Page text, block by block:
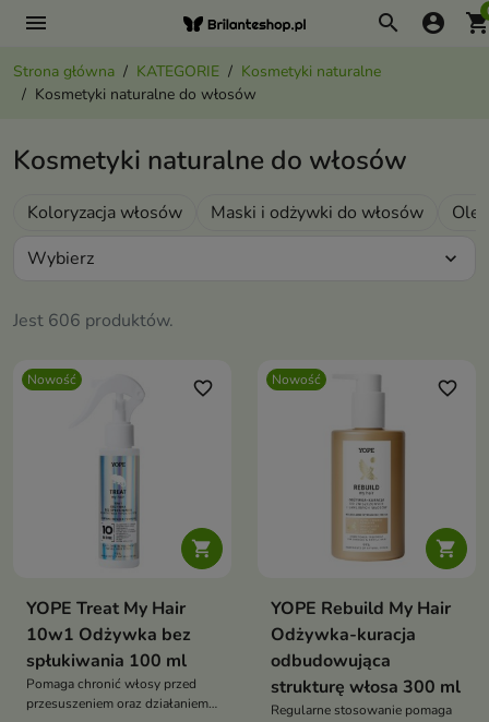
menu search account_circle
Strona główna KATEGORIE
Kosmetyki naturalne
Kosmetyki naturalne do włosów
Kosmetyki naturalne do włosów
Koloryzacja włosów Maski i odżywki do włosów
Jest 606 produktów.
Wybierz expand_more
Nowość

favorite_border
YOPE Treat My Hair
10w1 Odżywka bez
spłukiwania 100 ml
Pomaga chronić włosy przed
przesuszeniem oraz działaniem
Nowość

favorite_border
YOPE Rebuild My Hair
Odżywka-kuracja
odbudowująca
strukturę włosa 300 ml
Regularne stosowanie pomaga